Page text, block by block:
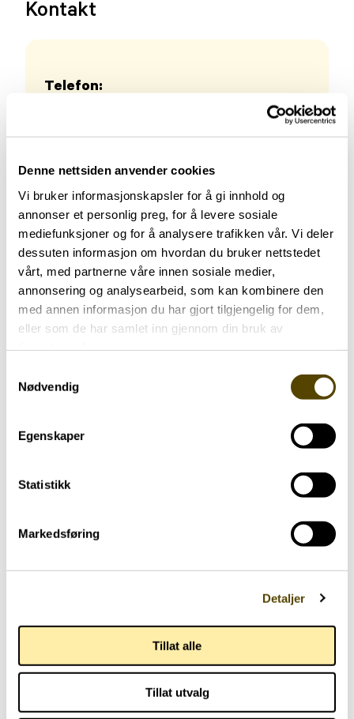
Denne nettsiden anvender cookies
Vi bruker informasjonskapsler for å gi innhold og
annonser et personlig preg, for å levere sosiale
mediefunksjoner og for å analysere trafikken vår. Vi deler
dessuten informasjon om hvordan du bruker nettstedet
vårt, med partnerne våre innen sosiale medier,
annonsering og analysearbeid, som kan kombinere den
med annen informasjon du har gjort tilgjengelig for dem,
eller som de har samlet inn gjennom din bruk av
Nødvendig
Egenskaper
Statistikk
Markedsføring
Detaljer
Tillat alle
Tillat utvalg
Kontakt
Telefon:
E-post:
toveforever@hotmail.com
Flere likepersoner
Har parkinson 66 år